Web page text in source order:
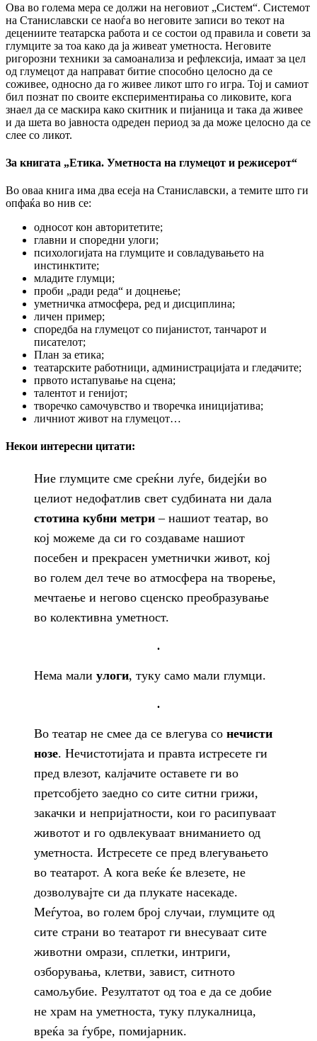
Ова во голема мера се должи на неговиот „Систем“. Системот
на Станиславски се наоѓа во неговите записи во текот на
децениите театарска работа и се состои од правила и совети за
глумците за тоа како да ја живеат уметноста. Неговите
ригорозни техники за самоанализа и рефлексија, имаат за цел
од глумецот да направат битие способно целосно да се
соживее, односно да го живее ликот што го игра. Тој и самиот
бил познат по своите експериментирања со ликовите, кога
знаел да се маскира како скитник и пијаница и така да живее
и да шета во јавноста одреден период за да може целосно да се
слее со ликот.
За книгата „Етика. Уметноста на глумецот и режисерот“
Во оваа книга има два есеја на Станиславски, а темите што ги
опфаќа во нив се:
односот кон авторитетите;
главни и споредни улоги;
психологијата на глумците и совладувањето на
инстинктите;
младите глумци;
проби „ради реда“ и доцнење;
уметничка атмосфера, ред и дисциплина;
личен пример;
споредба на глумецот со пијанистот, танчарот и
писателот;
План за етика;
театарските работници, администрацијата и гледачите;
првото истапување на сцена;
талентот и генијот;
творечко самочувство и творечка иницијатива;
личниот живот на глумецот…
Некои интересни цитати:
Ние глумците сме среќни луѓе, бидејќи во
целиот недофатлив свет судбината ни дала
стотина кубни метри – нашиот театар, во
кој можеме да си го создаваме нашиот
посебен и прекрасен уметнички живот, кој
во голем дел тече во атмосфера на творење,
мечтаење и негово сценско преобразување
во колективна уметност.
.
Нема мали улоги, туку само мали глумци.
.
Во театар не смее да се влегува со нечисти
нозе. Нечистотијата и правта истресете ги
пред влезот, калјачите оставете ги во
претсобјето заедно со сите ситни грижи,
закачки и непријатности, кои го расипуваат
животот и го одвлекуваат вниманието од
уметноста. Истресете се пред влегувањето
во театарот. А кога веќе ќе влезете, не
дозволувајте си да плукате насекаде.
Меѓутоа, во голем број случаи, глумците од
сите страни во театарот ги внесуваат сите
животни омрази, сплетки, интриги,
озборувања, клетви, завист, ситното
самољубие. Резултатот од тоа е да се добие
не храм на уметноста, туку плукалница,
вреќа за ѓубре, помијарник.